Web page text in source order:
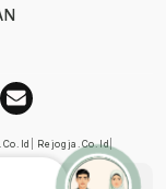
Rejogja.co.id|